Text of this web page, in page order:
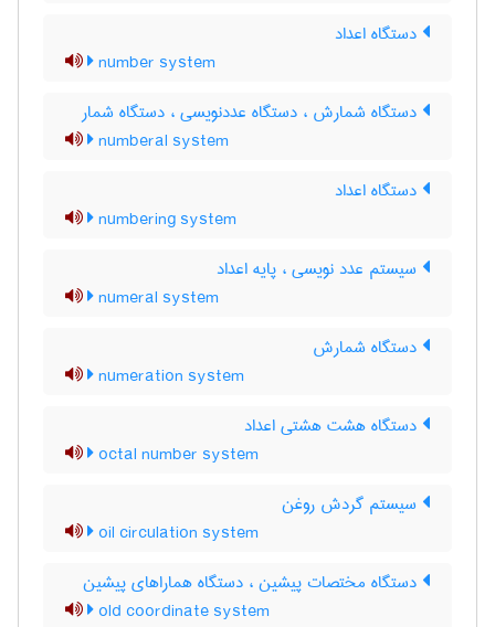
دستگاه اعداد
number system
دستگاه شمارش ، دستگاه عددنویسی ، دستگاه شمار
numberal system
دستگاه اعداد
numbering system
سیستم عدد نویسی ، پایه اعداد
numeral system
دستگاه شمارش
numeration system
دستگاه هشت هشتی اعداد
octal number system
سیستم گردش روغن
oil circulation system
دستگاه مختصات پیشین ، دستگاه هماراهای پیشین
old coordinate system